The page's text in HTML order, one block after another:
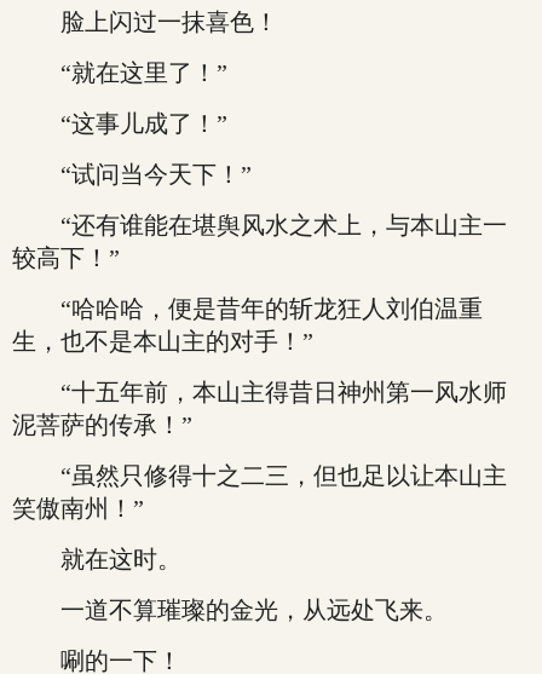
脸上闪过一抹喜色！
“就在这里了！”
“这事儿成了！”
“试问当今天下！”
“还有谁能在堪舆风水之术上，与本山主一
较高下！”
“哈哈哈，便是昔年的斩龙狂人刘伯温重
生，也不是本山主的对手！”
“十五年前，本山主得昔日神州第一风水师
泥菩萨的传承！”
“虽然只修得十之二三，但也足以让本山主
笑傲南州！”
就在这时。
一道不算璀璨的金光，从远处飞来。
唰的一下！